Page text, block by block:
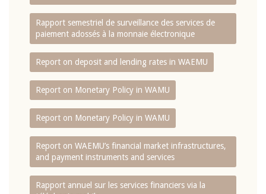
Rapport semestriel de surveillance des services de
paiement adossés à la monnaie électronique
Report on deposit and lending rates in WAEMU
Report on Monetary Policy in WAMU
Report on Monetary Policy in WAMU
Report on WAEMU’s financial market infrastructures,
and payment instruments and services
Rapport annuel sur les services financiers via la